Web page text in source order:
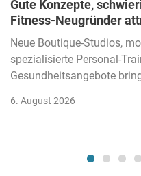
Gute Konzepte,
Fitness-Neugründer
Neue Boutique-Studios,
spezialisierte Personal-
Gesundheitsangebote
6. August 2026